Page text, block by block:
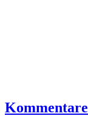
Kommentare